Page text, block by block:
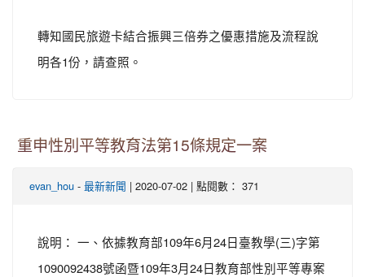
轉知國民旅遊卡結合振興三倍券之優惠措施及流程說
明各1份，請查照。
重申性別平等教育法第15條規定一案
evan_hou - 最新新聞 | 2020-07-02 | 點閱數： 371
說明： 一、依據教育部109年6月24日臺教學(三)字第
1090092438號函暨109年3月24日教育部性別平等專案